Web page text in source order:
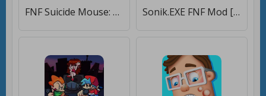
FNF Suicide Mouse: Friday Funny Mod [Много денег] Sonik.EXE FNF Mod [Много денег]